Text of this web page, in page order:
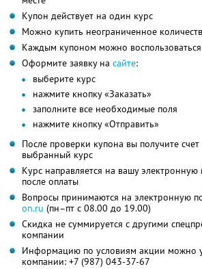
Купон действует на один курс
Можно купить неограниченное
Каждым купоном можно
Оформите заявку на сайте:
выберите курс
нажмите кнопку «Заказать»
заполните все необходимые поля
нажмите кнопку «Отправить»
После проверки купона вы получите счет
выбранный курс
Курс направляется на вашу электронную
после оплаты
Вопросы принимаются на электронную
on.ru (пн–пт с 08.00 до 19.00)
Скидка не суммируется с другими
компании
Информацию по условиям акции можно
компании: +7 (987) 043-37-67